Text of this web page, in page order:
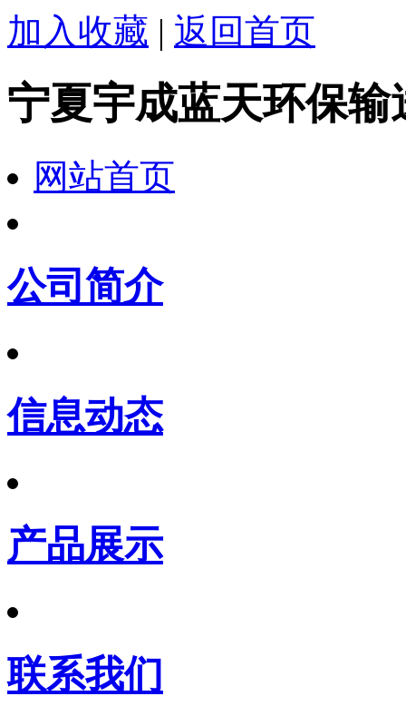
加入收藏 | 返回首页
宁夏宇成蓝天环保
网站首页
公司简介
信息动态
产品展示
联系我们